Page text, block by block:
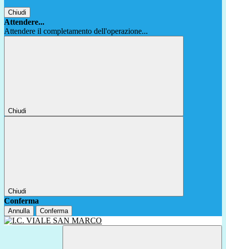
Chiudi
Attendere...
Attendere il completamento dell'operazione...
Chiudi
Chiudi
Conferma
Annulla Conferma